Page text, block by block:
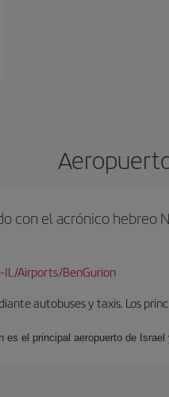
con el acrónico hebreo
Airports/BenGurion
autobuses y taxis. Los
es el principal aeropuerto de